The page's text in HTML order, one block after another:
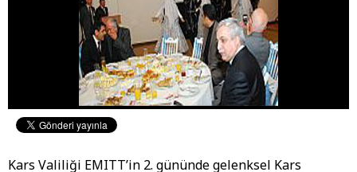
Kars Valiliği EMITT’in 2. gününde gelenksel Kars